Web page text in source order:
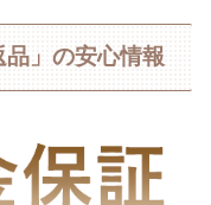
」の安心情報